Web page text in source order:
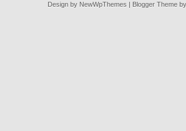
Design by NewWpThemes | Blogger Theme